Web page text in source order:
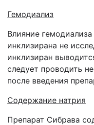
Гемодиализ
Влияние
инклизирана не
инклизиран
следует проводить
после введения
Содержание натрия
Препарат Сибрава